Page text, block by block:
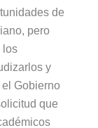
de
pero
los
y
el Gobierno
que